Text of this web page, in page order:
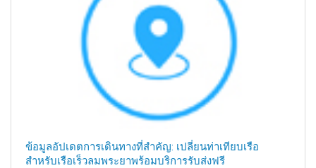
ข้อมูลอัปเดตการเดินทางที่สำคัญ: เปลี่ยนท่าเทียบเรือ
สำหรับเรือเร็วลมพระยาพร้อมบริการรับส่งฟรี